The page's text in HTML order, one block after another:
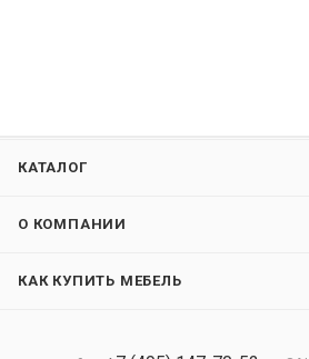
КАТАЛОГ
О КОМПАНИИ
КАК КУПИТЬ МЕБЕЛЬ